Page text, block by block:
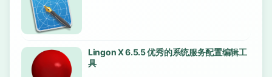
Lingon X 6.5.5 优秀的系统服务配置编辑工
具